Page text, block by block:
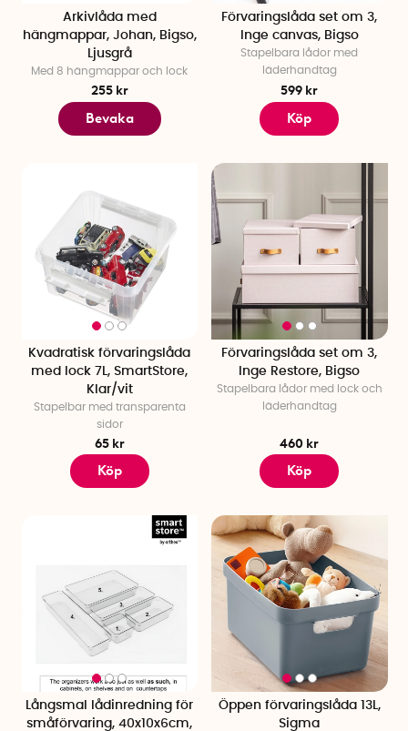
Arkivlåda med
hängmappar, Johan, Bigso,
Ljusgrå
Med 8 hängmappar och lock
255 kr
Bevaka
Förvaringslåda set om 3,
Inge canvas, Bigso
Stapelbara lådor med
läderhandtag
599 kr
Köp
Kvadratisk förvaringslåda
med lock 7L, SmartStore,
Klar/vit
Stapelbar med transparenta
sidor
65 kr
Köp
Förvaringslåda set om 3,
Inge Restore, Bigso
Stapelbara lådor med lock och
läderhandtag
460 kr
Köp
Långsmal lådinredning för
småförvaring, 40x10x6cm,
Öppen förvaringslåda 13L,
Sigma